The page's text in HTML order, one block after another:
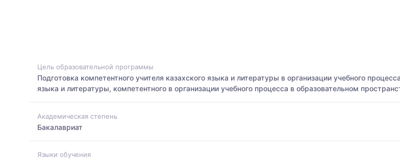
Цель образовательной программы
Подготовка компетентного учителя казахского языка и литературы в организации учебного
языка и литературы, компетентного в организации учебного процесса в образовательном
Академическая степень
Бакалавриат
Языки обучения